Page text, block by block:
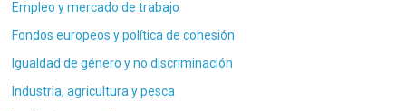
Empleo y mercado de trabajo
Fondos europeos y política de cohesión
Igualdad de género y no discriminación
Industria, agricultura y pesca